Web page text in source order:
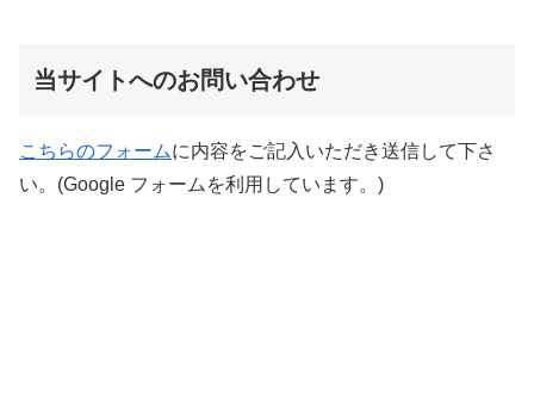
当サイトへのお問い合わせ
こちらのフォームに内容をご記入いただき送信して下さ
い。(Google フォームを利用しています。)